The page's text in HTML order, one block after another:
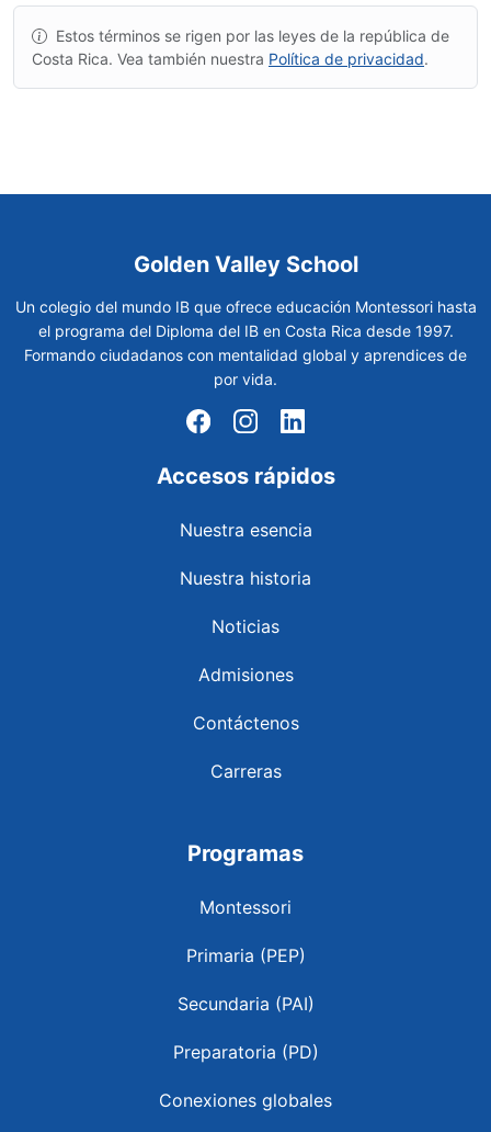
Estos términos se rigen por las leyes de la república de
Costa Rica. Vea también nuestra Política de privacidad.
Golden Valley School
Un colegio del mundo IB que ofrece educación Montessori hasta
el programa del Diploma del IB en Costa Rica desde 1997.
Formando ciudadanos con mentalidad global y aprendices de
por vida.
Accesos rápidos
Nuestra esencia
Nuestra historia
Noticias
Admisiones
Contáctenos
Carreras
Programas
Montessori
Primaria (PEP)
Secundaria (PAI)
Preparatoria (PD)
Conexiones globales